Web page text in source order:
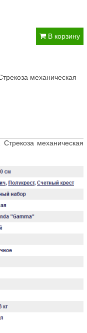
В корзину
механическая
механическая